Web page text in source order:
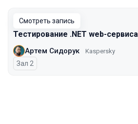
Смотреть запись
Тестирование .NET web-
Артем Сидорук Kaspersky
Зал 2